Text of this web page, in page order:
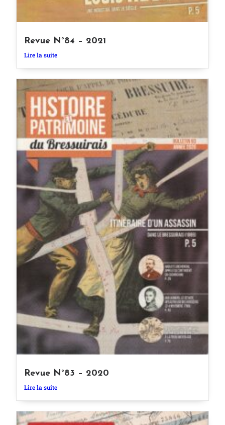
Revue N°84 – 2021
Lire la suite
Revue N°83 – 2020
Lire la suite